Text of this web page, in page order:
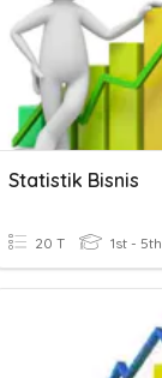
Statistik Bisnis
20 T 1st - 5th